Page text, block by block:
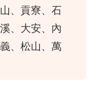
、貢寮、石
、大安、內
、松山、萬